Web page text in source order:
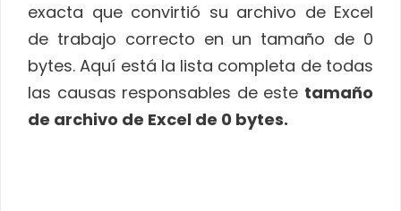
exacta que convirtió su archivo de Excel
de trabajo correcto en un tamaño de 0
bytes. Aquí está la lista completa de todas
las causas responsables de este tamaño
de archivo de Excel de 0 bytes.